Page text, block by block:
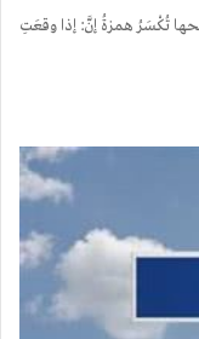
تُكْسَرُ همزةُ إنَّ: إذا وقعَتِ